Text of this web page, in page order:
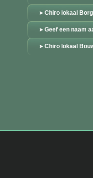
Chiro lokaal
Geef een naam
Chiro lokaal